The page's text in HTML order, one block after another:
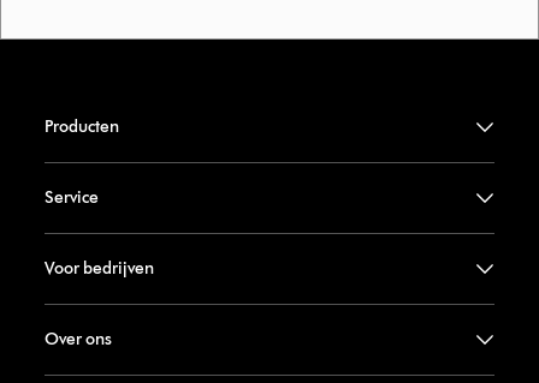
Producten
Service
Voor bedrijven
Over ons